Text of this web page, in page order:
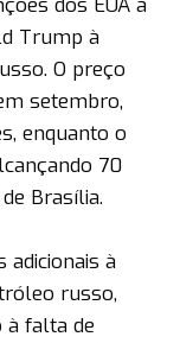
dos EUA à
Trump à
O preço
setembro,
enquanto o
70
Brasília.
à
russo,
à falta de